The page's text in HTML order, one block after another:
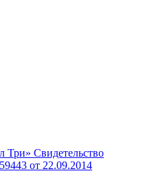
Три» Свидетельство
от 22.09.2014